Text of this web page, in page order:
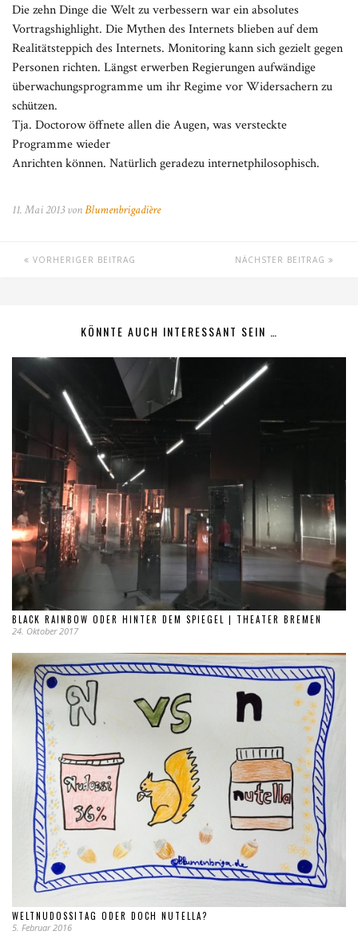
Die zehn Dinge die Welt zu verbessern war ein absolutes
Vortragshighlight. Die Mythen des Internets blieben auf dem
Realitätsteppich des Internets. Monitoring kann sich gezielt gegen
Personen richten. Längst erwerben Regierungen aufwändige
überwachungsprogramme um ihr Regime vor Widersachern zu
schützen.
Tja. Doctorow öffnete allen die Augen, was versteckte
Programme wieder
Anrichten können. Natürlich geradezu internetphilosophisch.
11. Mai 2013 vonBlumenbrigadière
VORHERIGER BEITRAG NÄCHSTER BEITRAG
KÖNNTE AUCH INTERESSANT SEIN …
BLACK RAINBOW ODER HINTER DEM SPIEGEL | THEATER BREMEN
24. Oktober 2017
WELTNUDOSSITAG ODER DOCH NUTELLA?
5. Februar 2016